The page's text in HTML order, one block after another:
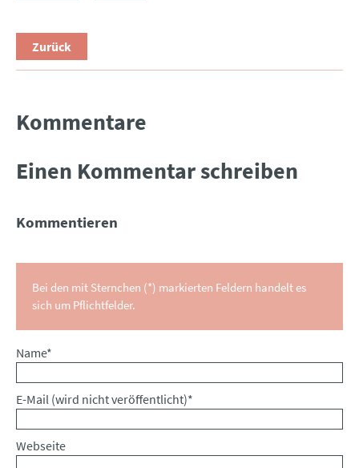
Zurück
Kommentare
Einen Kommentar schreiben
Kommentieren
Bei den mit Sternchen (*) markierten Feldern handelt es
sich um Pflichtfelder.
Pflichtfeld
Name*
Pflichtfeld
E-Mail (wird nicht veröffentlicht)*
Webseite